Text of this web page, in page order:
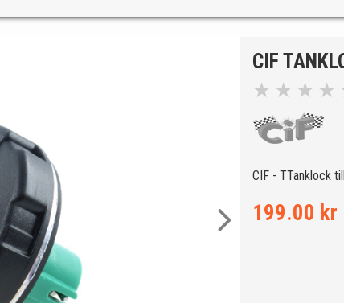
FÖR RÄTT DELAR
kommer butiken visa delar för vald moped och universella
CIF
★ ★ ★ ★
CIF - TTanklock
199.00 kr